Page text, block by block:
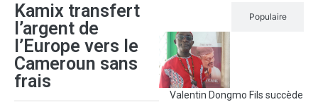
Kamix transfert
l’argent de
l’Europe vers le
Cameroun sans
frais
Populaire
Valentin Dongmo Fils succède